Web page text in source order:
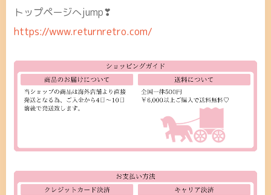
トップページへjump❣
https://www.returnretro.com/